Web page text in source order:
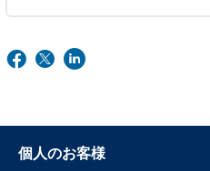
個人のお客様